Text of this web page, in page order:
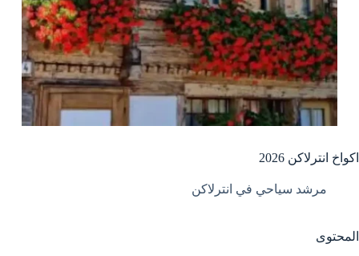
اكواخ انترلاكن 2026
مرشد سياحي في انترلاكن
المحتوى